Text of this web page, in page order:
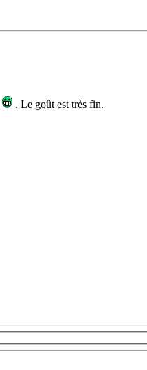
. Le goût est très fin.